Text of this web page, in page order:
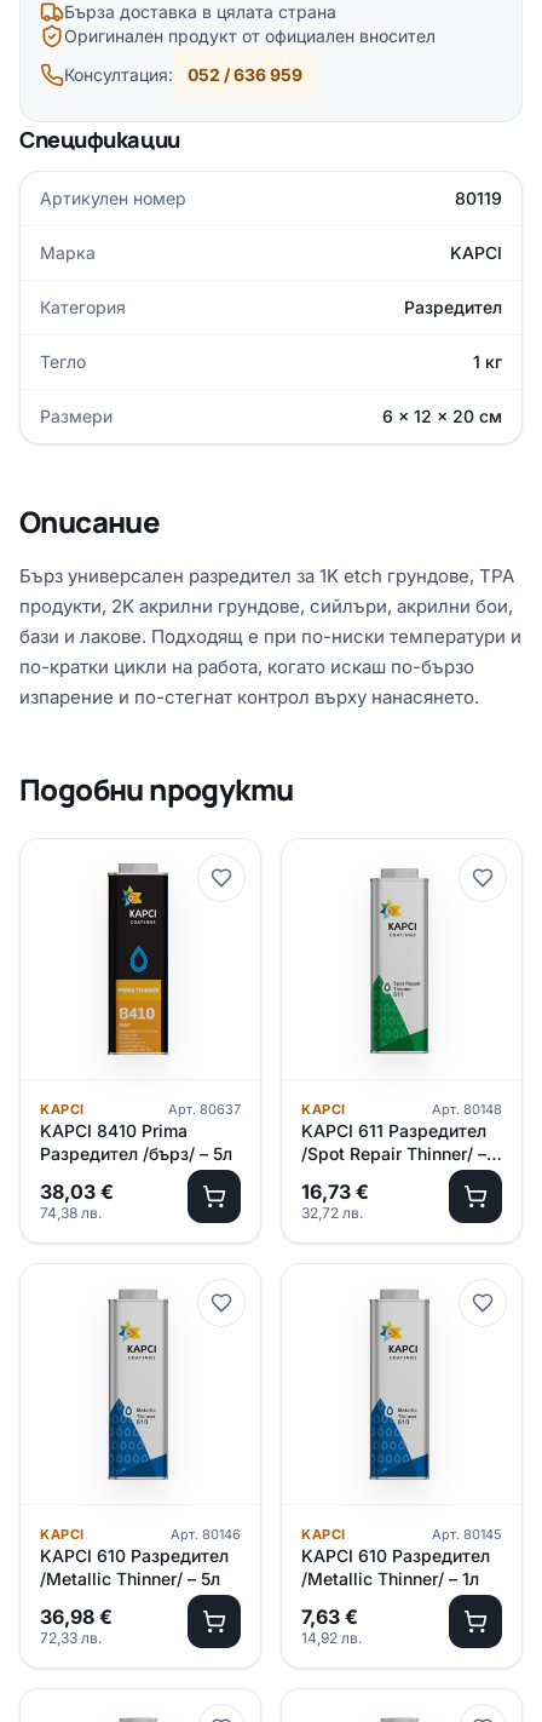
Бърза доставка в цялата страна
Оригинален продукт от официален вносител
Консултация:
052 / 636 959
Спецификации
Артикулен номер 80119
Марка KAPCI
Категория Разредител
Тегло 1 кг
Размери 6 × 12 × 20 см
Описание
Бърз универсален разредител за 1K etch грундове, TPA
продукти, 2K акрилни грундове, сийлъри, акрилни бои,
бази и лакове. Подходящ е при по-ниски температури и
по-кратки цикли на работа, когато искаш по-бързо
изпарение и по-стегнат контрол върху нанасянето.
Подобни продукти
KAPCI Арт. 80637
KAPCI 8410 Prima
Разредител /бърз/ – 5л
38,03 €
74,38 лв.
KAPCI Арт. 80148
KAPCI 611 Разредител
/Spot Repair Thinner/ –
16,73 €
32,72 лв.
KAPCI Арт. 80146
KAPCI 610 Разредител
/Metallic Thinner/ – 5л
36,98 €
72,33 лв.
KAPCI Арт. 80145
KAPCI 610 Разредител
/Metallic Thinner/ – 1л
7,63 €
14,92 лв.